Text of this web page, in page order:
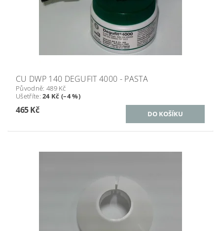
CU DWP 140 DEGUFIT 4000 - PASTA
Původně: 489 Kč
Ušetříte:24 Kč (–4 %)
465 Kč